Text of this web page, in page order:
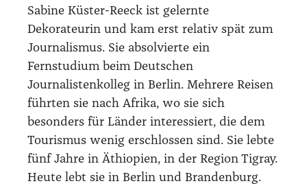
Sabine Küster-Reeck ist gelernte
Dekorateurin und kam erst relativ spät zum
Journalismus. Sie absolvierte ein
Fernstudium beim Deutschen
Journalistenkolleg in Berlin. Mehrere Reisen
führten sie nach Afrika, wo sie sich
besonders für Länder interessiert, die dem
Tourismus wenig erschlossen sind. Sie lebte
fünf Jahre in Äthiopien, in der Region Tigray.
Heute lebt sie in Berlin und Brandenburg.